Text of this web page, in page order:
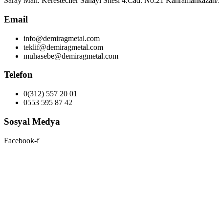
Email
info@demiragmetal.com
teklif@demiragmetal.com
muhasebe@demiragmetal.com
Telefon
0(312) 557 20 01
0553 595 87 42
Sosyal Medya
Facebook-f